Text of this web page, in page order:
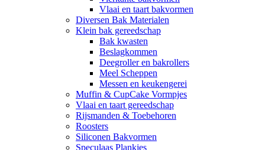
Vlaai en taart bakvormen
Diversen Bak Materialen
Klein bak gereedschap
Bak kwasten
Beslagkommen
Deegroller en bakrollers
Meel Scheppen
Messen en keukengerei
Muffin & CupCake Vormpjes
Vlaai en taart gereedschap
Rijsmanden & Toebehoren
Roosters
Siliconen Bakvormen
Speculaas Plankjes